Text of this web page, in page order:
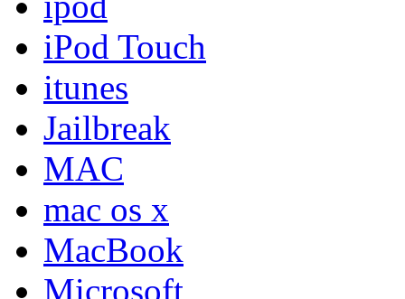
iPod Touch
itunes
Jailbreak
MAC
mac os x
MacBook
Microsoft